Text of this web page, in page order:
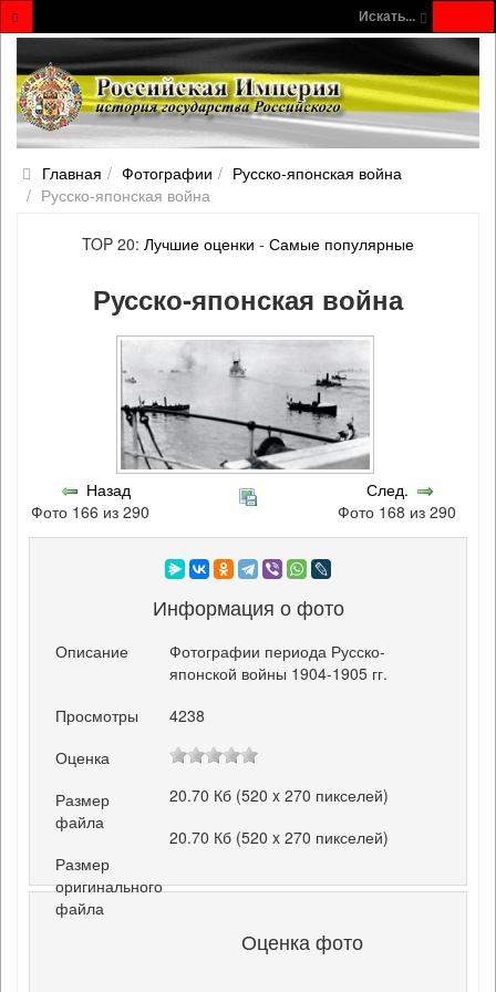
Искать...
Главная Фотографии
Русско‐японская война
Русско‐японская война
TOP 20: Лучшие оценки - Самые популярные
Русско‐японская война
Назад
Фото 166 из 290
След.
Фото 168 из 290
Информация о фото
Описание
Фотографии периода Русско-
японской войны 1904-1905 гг.
Просмотры
4238
Оценка
Размер
файла
20.70 Кб (520 x 270 пикселей)
Размер
оригинального
файла
20.70 Кб (520 x 270 пикселей)
Оценка фото